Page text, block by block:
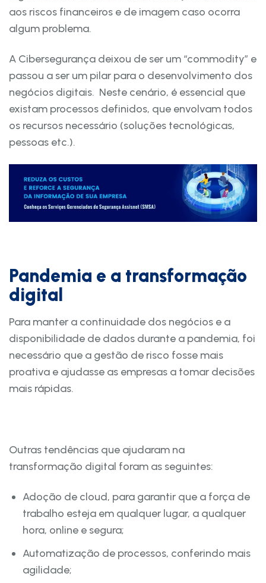
aos riscos financeiros e de imagem caso ocorra
algum problema.
A Cibersegurança deixou de ser um “commodity” e
passou a ser um pilar para o desenvolvimento dos
negócios digitais. Neste cenário, é essencial que
existam processos definidos, que envolvam todos
os recursos necessário (soluções tecnológicas,
pessoas etc.).
Pandemia e a transformação
digital
Para manter a continuidade dos negócios e a
disponibilidade de dados durante a pandemia, foi
necessário que a gestão de risco fosse mais
proativa e ajudasse as empresas a tomar decisões
mais rápidas.
Outras tendências que ajudaram na
transformação digital foram as seguintes:
Adoção de cloud, para garantir que a força de
trabalho esteja em qualquer lugar, a qualquer
hora, online e segura;
Automatização de processos, conferindo mais
agilidade;